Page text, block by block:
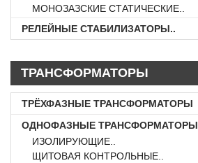
МОНОЗАЗСКИЕ СТАТИЧЕСКИЕ..
РЕЛЕЙНЫЕ СТАБИЛИЗАТОРЫ..
ТРАНСФОРМАТОРЫ
ТРЁХФАЗНЫЕ ТРАНСФОРМАТОРЫ
ОДНОФАЗНЫЕ ТРАНСФОРМАТОРЫ
ИЗОЛИРУЮЩИЕ..
ЩИТОВАЯ КОНТРОЛЬНЫЕ..